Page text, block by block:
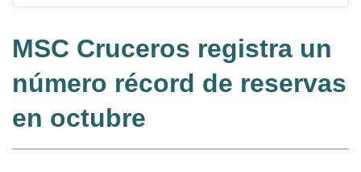
MSC Cruceros registra un
número récord de reservas
en octubre